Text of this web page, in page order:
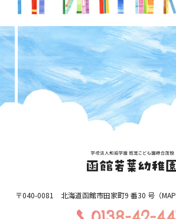
〒040-0081 北海道函館市田家町9 番30 号（MAP